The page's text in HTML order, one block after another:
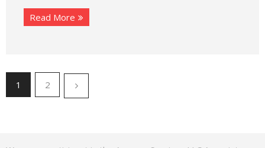
Read More
1 2